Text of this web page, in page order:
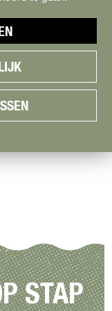
V
s
m
STAP